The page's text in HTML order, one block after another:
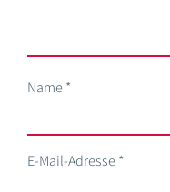
Name*
E-Mail-Adresse*